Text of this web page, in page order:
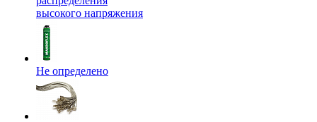
высокого напряжения
Не определено